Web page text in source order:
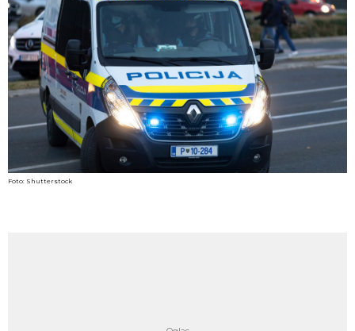
Foto: Shutterstock